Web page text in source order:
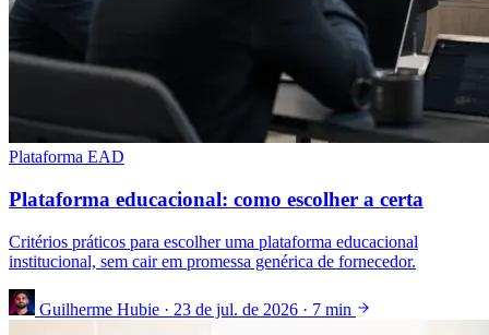
Plataforma EAD
Plataforma educacional: como escolher a certa
Critérios práticos para escolher uma plataforma educacional
institucional, sem cair em promessa genérica de fornecedor.
Guilherme Hubie · 23 de jul. de 2026 · 7 min